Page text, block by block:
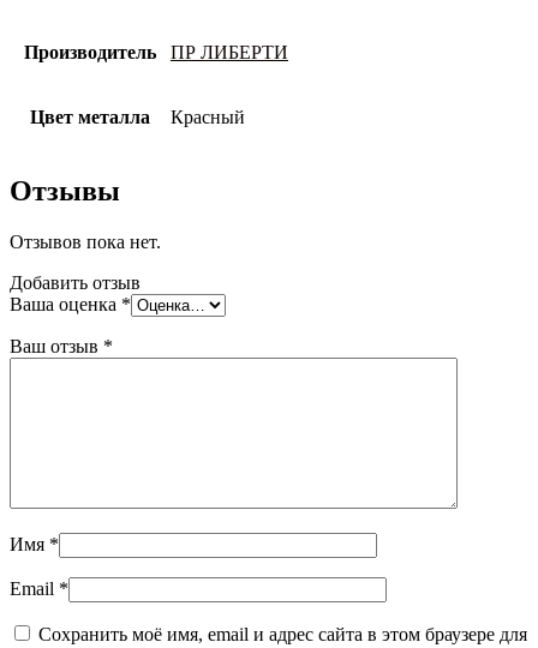
Производитель ПР ЛИБЕРТИ
Цвет металла Красный
Отзывы
Отзывов пока нет.
Добавить отзыв
Ваша оценка *
Ваш отзыв *
Имя *
Email *
Сохранить моё имя, email и адрес сайта в этом браузере для